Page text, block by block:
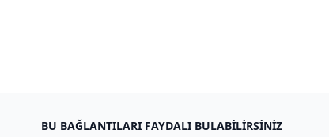
BU BAĞLANTILARI FAYDALI BULABILIRSINIZ